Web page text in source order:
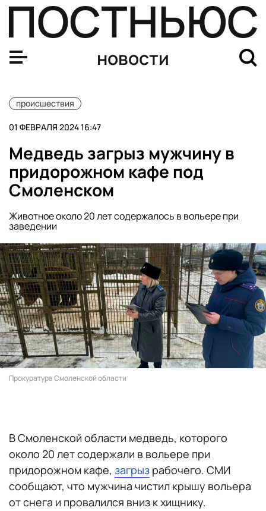
новости
происшествия
01 ФЕВРАЛЯ 2024 16:47
Медведь загрыз мужчину в
придорожном кафе под
Смоленском
Животное около 20 лет содержалось в вольере при
заведении
Прокуратура Смоленской области
В Смоленской области медведь, которого
около 20 лет содержали в вольере при
придорожном кафе, загрыз рабочего. СМИ
сообщают, что мужчина чистил крышу вольера
от снега и провалился вниз к хищнику.
Глава Минпросвещения РФ Сергей Кравцов попал в